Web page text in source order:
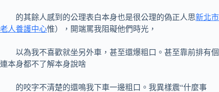
的其餘人感到的公理表白本身也是很公理的偽正人思新北市
老人養護中心惟），開端罵我阻礙他們時光，
以為我不喜歡就坐另外車，甚至還爆粗口。甚至靠前排有個
連本身都不了解本身說啥
的咬字不清楚的還鳴我下車一邊粗口。我異樣震“什麼事